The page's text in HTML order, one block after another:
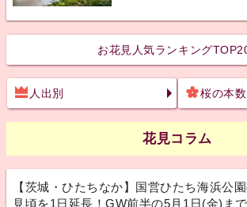
お花見人気ランキング
人出別 桜の本数
花見コラム
【茨城・ひたちなか】国営ひたち海浜公
見頃を1日延長！GW前半の5月1日(金)ま